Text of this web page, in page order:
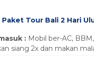
Tour Bali 2 Hari
: Mobil ber-AC,
siang 2x dan makan